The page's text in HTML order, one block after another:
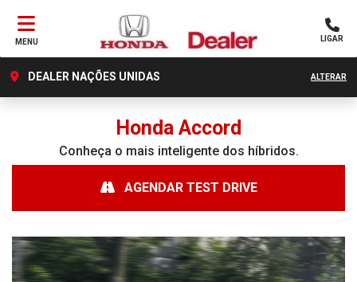
MENU LIGAR
DEALER NAÇÕES UNIDAS ALTERAR
Honda Accord
Conheça o mais inteligente dos híbridos.
AGENDAR TEST DRIVE